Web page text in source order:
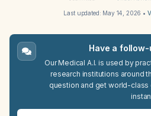
Last updated: May 14, 2026 •
Have a
Our Medical A.I. is used by
research institutions around
question and get world-